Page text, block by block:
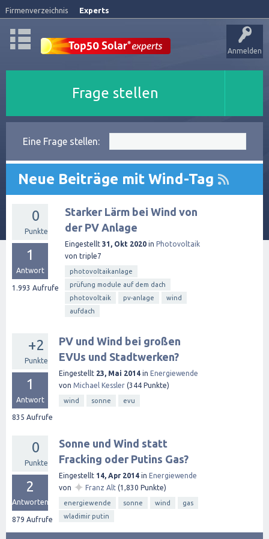
Firmenverzeichnis Experts
Anmelden
Frage stellen
Eine Frage stellen:
Neue Beiträge mit Wind-Tag
0
Punkte
1
Antwort
1.993 Aufrufe
Starker Lärm bei Wind von
der PV Anlage
Eingestellt 31, Okt 2020 in Photovoltaik
von triple7
photovoltaikanlage
prüfung module auf dem dach
photovoltaik
pv-anlage
wind
aufdach
+2
Punkte
1
Antwort
835 Aufrufe
PV und Wind bei großen
EVUs und Stadtwerken?
Eingestellt 23, Mai 2014 in Energiewende
von Michael Kessler (344 Punkte)
wind sonne evu
0
Punkte
2
Antworten
879 Aufrufe
Sonne und Wind statt
Fracking oder Putins Gas?
Eingestellt 14, Apr 2014 in Energiewende
von ✦ Franz Alt (1,830 Punkte)
energiewende sonne wind
gas
wladimir putin